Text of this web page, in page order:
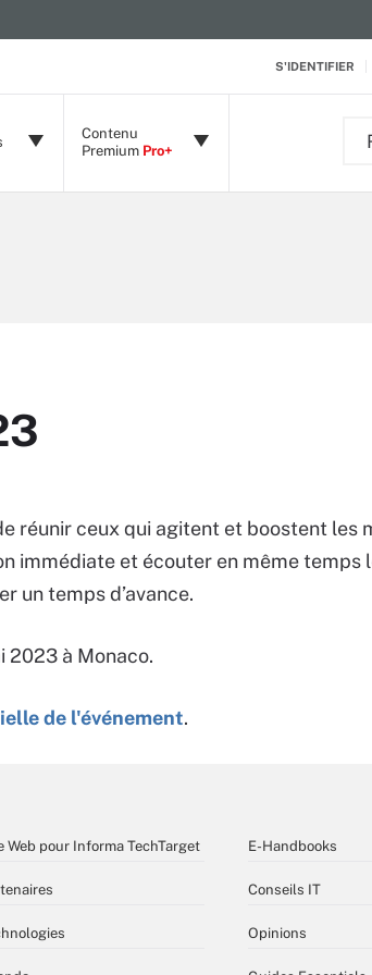
S'IDENTIFIER
Contenu
Premium Pro+
réunir ceux qui agitent et boostent les
immédiate et écouter en même temps
un temps d’avance.
2023 à Monaco.
de l'événement.
Web pour Informa TechTarget E-Handbooks
Conseils IT
Opinions